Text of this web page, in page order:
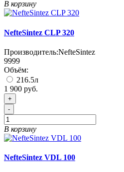
В корзину
NefteSintez CLP 320
Производитель:NefteSintez
9999
Объём:
216.5л
1 900 руб.
+
-
В корзину
NefteSintez VDL 100